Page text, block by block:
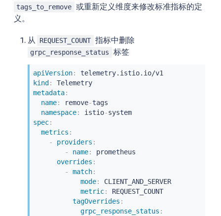
tags_to_remove 或重新定义维度来修改标准指标的定
义。
从 REQUEST_COUNT 指标中删除
grpc_response_status 标签
apiVersion:
kind:
Telemetry
metadata:
name: remove-tags
namespace: istio-
system
spec:
metrics :
-
providers :
-
name:
prometheus
overrides :
-
match:
mode:
CLIENT_AND_SERVER
metric:
REQUEST_COUNT
tagOverrides :
grpc_response_status :